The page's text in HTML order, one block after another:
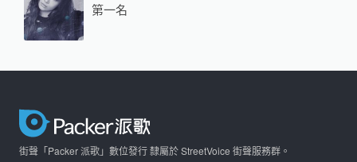
第一名
街聲「Packer 派歌」數位發行 隸屬於 StreetVoice 街聲服務群。